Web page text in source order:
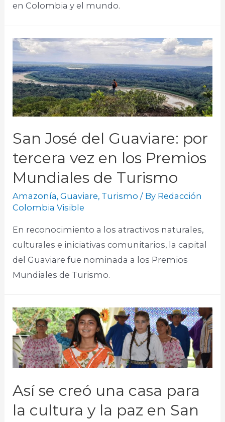
en Colombia y el mundo.
San José del Guaviare: por
tercera vez en los Premios
Mundiales de Turismo
Amazonía,Guaviare, Turismo / By Redacción
Colombia Visible
En reconocimiento a los atractivos naturales,
culturales e iniciativas comunitarios, la capital
del Guaviare fue nominada a los Premios
Mundiales de Turismo.
Así se creó una casa para
la cultura y la paz en San